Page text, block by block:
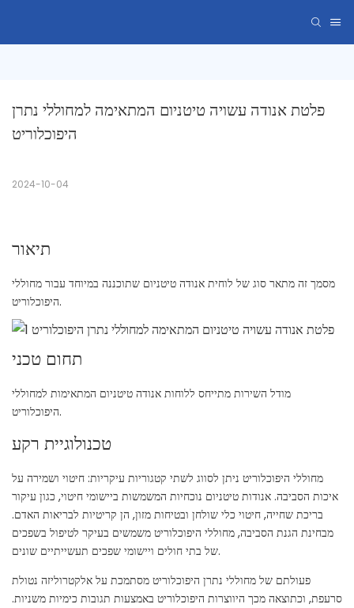
פלטת אנודה עשויה טיטניום המתאימה למחוללי נתרן
היפוכלוריט
2024-10-04
תיאור
מסמך זה מתאר סוג של לוחית אנודה טיטניום שתוכננה במיוחד עבור מחוללי
היפוכלוריט.
תחום טכני
מודל השירות מתייחס ללוחות אנודה טיטניום המתאימות למחוללי
היפוכלוריט.
טכנולוגיית רקע
מחוללי היפוכלוריט ניתן לסווג לשתי קטגוריות עיקריות: חיטוי ושמירה על
איכות הסביבה. אנודות טיטניום נוכחיות המשמשות ביישומי חיטוי, כגון עיקור
בריכת שחייה, חיטוי כלי שולחן ובטיחות מזון, הן קריטיות לבריאות האדם.
מבחינת הגנת הסביבה, מחוללי היפוכלוריט משמשים בעיקר לטיפול בשפכים
של בתי חולים ויישומי שפכים תעשייתיים שונים.
פעולתם של מחוללי נתרן היפוכלוריט מסתמכת על אלקטרוליזה נטולת
סרעפת, וכתוצאה מכך היווצרות היפוכלוריט באמצעות תגובות כימיות משניות.